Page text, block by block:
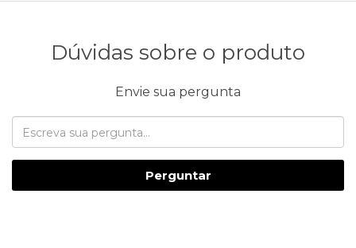
Dúvidas sobre o produto
Envie sua pergunta
Perguntar